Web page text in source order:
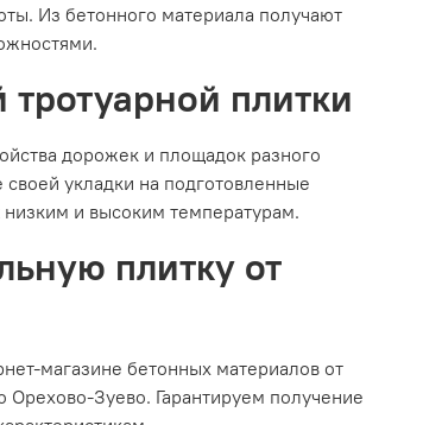
Из бетонного материала получают
плитки
дорожек и площадок разного
укладки на подготовленные
и высоким температурам.
плитку от
магазине бетонных материалов от
Зуево. Гарантируем получение